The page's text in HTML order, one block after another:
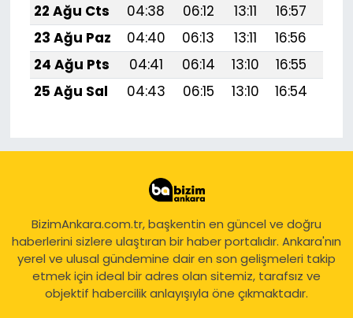
22 Ağu Cts
04:38 06:12 13:11 16:57
23 Ağu Paz
04:40 06:13 13:11 16:56
24 Ağu Pts
04:41 06:14 13:10 16:55
25 Ağu Sal
04:43 06:15 13:10 16:54
BizimAnkara.com.tr, başkentin en güncel ve doğru
haberlerini sizlere ulaştıran bir haber portalıdır. Ankara'nın
yerel ve ulusal gündemine dair en son gelişmeleri takip
etmek için ideal bir adres olan sitemiz, tarafsız ve
objektif habercilik anlayışıyla öne çıkmaktadır.